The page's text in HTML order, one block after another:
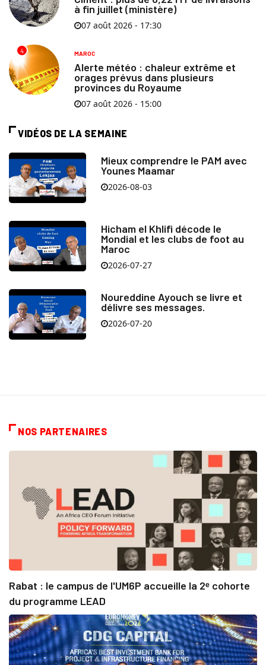
à fin juillet (ministère)
07 août 2026 - 17:30
4 MAROC
Alerte météo : chaleur extrême et
orages prévus dans plusieurs
provinces du Royaume
07 août 2026 - 15:00
VIDÉOS DE LA SEMAINE
Mieux comprendre le PAM avec
Younes Maamar
2026-08-03
Hicham el Khlifi décode le
Mondial et les clubs de foot au
Maroc
2026-07-27
Noureddine Ayouch se livre et
délivre ses messages.
2026-07-20
NOS PARTENAIRES
Rabat : le campus de l'UM6P accueille la 2ᵉ cohorte
du programme LEAD